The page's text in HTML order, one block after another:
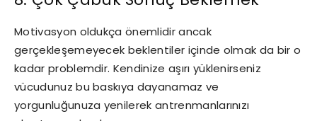
Motivasyon oldukça önemlidir ancak
gerçekleşemeyecek beklentiler içinde olmak da bir o
kadar problemdir. Kendinize aşırı yüklenirseniz
vücudunuz bu baskıya dayanamaz ve
yorgunluğunuza yenilerek antrenmanlarınızı